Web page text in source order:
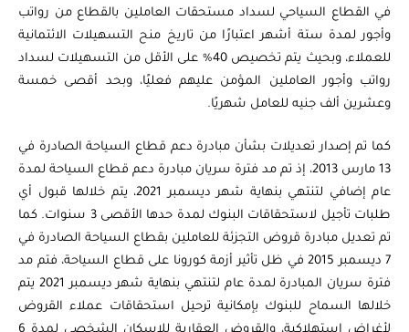
في القطاع السياحي لسداد مستحقات العاملين بالقطاع من رواتب
وأجور لمدة ستة أشهر اعتبارًا من تاريخ منح التسهيلات الائتمانية
للعملاء، وبحيث يتم تخصيص 40% على الأقل من التسهيلات لسداد
رواتب وأجور العاملين المؤمن عليهم فعليًا، وبحد أقصى خمسة
وعشرين ألف جنيه للعامل شهريًا.
كما تم إصدار تعديلات بشأن مبادرة دعم قطاع السياحة الصادرة في
13 مارس 2013، إذ تم مد فترة سريان مبادرة دعم قطاع السياحة لمدة
عام إضافي لتنتهي بنهاية شهر ديسمبر 2021، يتم خلالها قبول أي
طلبات تأجيل لاستحقاقات البنوك لمدة حدها الأقصى 3 سنوات. كما
تم تعديل مبادرة قروض التجزئة للعاملين بقطاع السياحة الصادرة في
7 ديسمبر 2015 في ظل تأثير أزمة كورونا على قطاع السياحة، فتم مد
فترة سريان المبادرة لمدة عام لتنتهي بنهاية شهر ديسمبر 2021 يتم
خلالها السماح للبنوك بإمكانية ترحيل استحقاقات عملاء القروض